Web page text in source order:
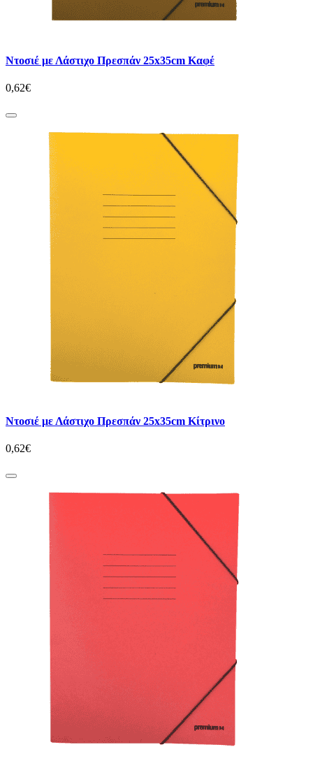
Ντοσιέ με Λάστιχο Πρεσπάν 25x35cm Καφέ
0,62€
Ντοσιέ με Λάστιχο Πρεσπάν 25x35cm Κίτρινο
0,62€